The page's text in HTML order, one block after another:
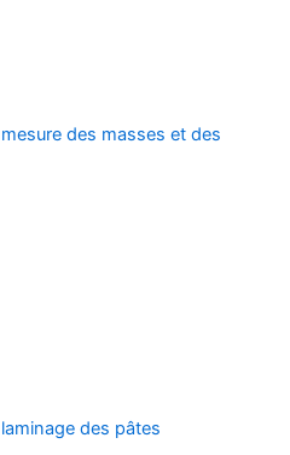
des masses et des
des pâtes